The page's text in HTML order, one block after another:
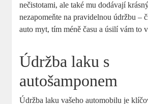
nečistotami, ale také mu dodávají
nezapomeňte na pravidelnou údržbu –
auto myt, tím méně času a úsilí vám to
Údržba laku s
autošamponem
Údržba laku vašeho automobilu je